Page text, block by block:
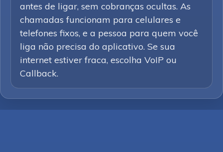
antes de ligar, sem cobranças ocultas. As
chamadas funcionam para celulares e
telefones fixos, e a pessoa para quem você
liga não precisa do aplicativo. Se sua
internet estiver fraca, escolha VoIP ou
Callback.